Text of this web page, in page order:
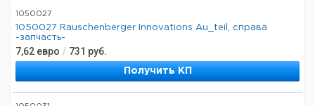
1050027
1050027 Rauschenberger Innovations Au_teil, справа
-запчасть-
7,62 евро / 731 руб.
Получить КП